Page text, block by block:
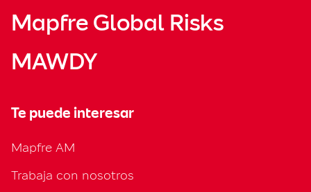
Mapfre Global Risks
MAWDY
Te puede interesar
Mapfre AM
Trabaja con nosotros